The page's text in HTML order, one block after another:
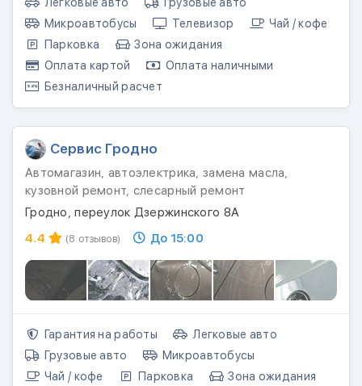
Микроавтобусы
Телевизор
Чай / кофе
Парковка
Зона ожидания
Оплата картой
Оплата наличными
Безналичный расчет
Сервис Гродно
Автомагазин, автоэлектрика, замена масла,
кузовной ремонт, слесарный ремонт
Гродно, переулок Дзержинского 8А
4.4
(8 отзывов) До 15:00
Гарантия на работы
Легковые авто
Грузовые авто
Микроавтобусы
Чай / кофе
Парковка
Зона ожидания